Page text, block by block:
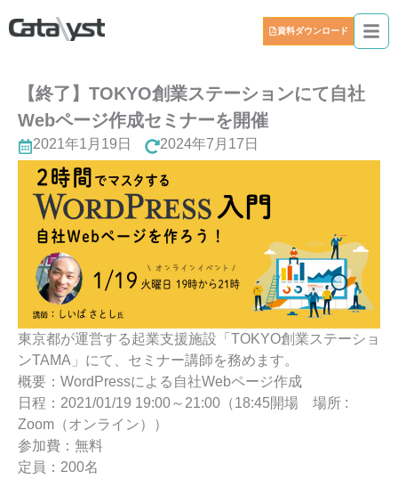
資料ダウンロード
【終了】TOKYO創業ステーションにて自社
Webページ作成セミナーを開催
2021年1月19日 2024年7月17日
東京都が運営する起業支援施設「TOKYO創業ステーショ
ンTAMA」にて、セミナー講師を務めます。
概要：WordPressによる自社Webページ作成
日程：2021/01/19 19:00～21:00（18:45開場 場所 :
Zoom（オンライン））
参加費：無料
定員：200名